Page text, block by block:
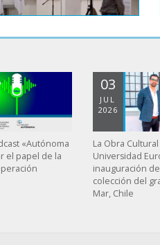
«Autónoma
el papel de la
03
JUL
2026
La Obra Cultural
Universidad
inauguración
colección del
Mar, Chile